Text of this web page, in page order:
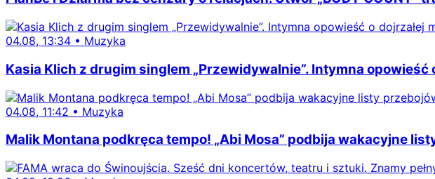
04.08, 13:34 • Muzyka
Kasia Klich z drugim singlem „Przewidywalnie”. Intymna opowieść
04.08, 11:42 • Muzyka
Malik Montana podkręca tempo! „Abi Mosa” podbija wakacyjne